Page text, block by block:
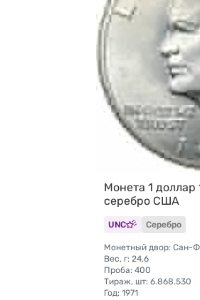
Монета 1 доллар
серебро США
UNC Серебро
Монетный двор: Сан-
Вес, г: 24,6
Проба: 400
Тираж, шт: 6.868.530
Год: 1971